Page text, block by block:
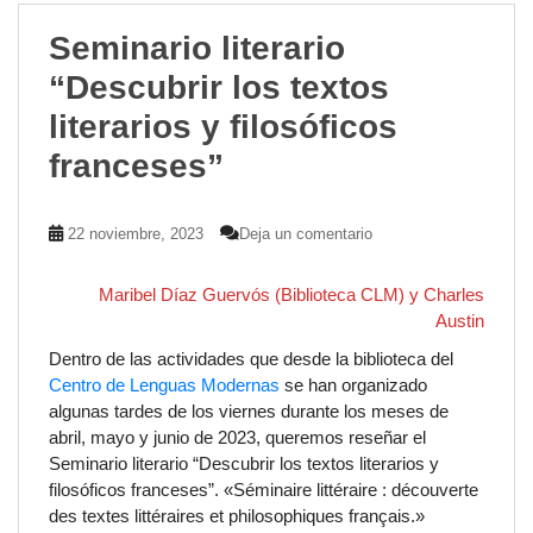
o
k
A
p
p
e
r
e
s
Seminario literario
“Descubrir los textos
literarios y filosóficos
franceses”
22 noviembre, 2023 Deja un comentario
Maribel Díaz Guervós (Biblioteca CLM) y Charles
Austin
Dentro de las actividades que desde la biblioteca del
Centro de Lenguas Modernas se han organizado
algunas tardes de los viernes durante los meses de
abril, mayo y junio de 2023, queremos reseñar el
Seminario literario “Descubrir los textos literarios y
filosóficos franceses”. «Séminaire littéraire : découverte
des textes littéraires et philosophiques français.»